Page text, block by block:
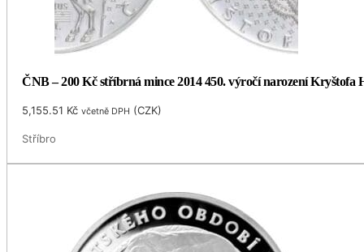
ČNB – 200 Kč stříbrná mince 2014 450. výročí narození
5,155.51 Kč včetně DPH (CZK)
Stříbro